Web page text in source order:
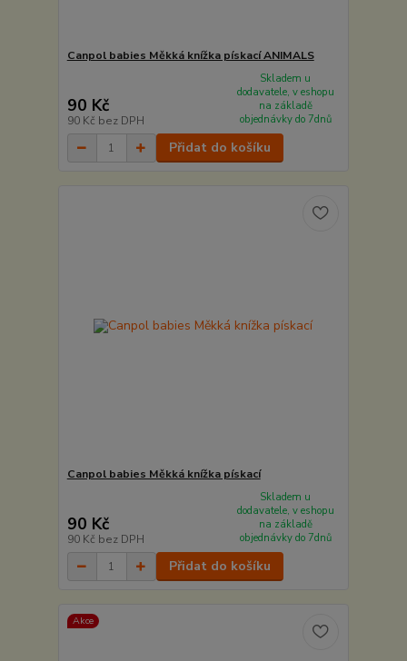
Canpol babies Měkká knížka pískací ANIMALS
90 Kč
90 Kč bez DPH
Skladem u
dodavatele, v eshopu
na základě
objednávky do 7dnů
Přidat do košíku
Canpol babies Měkká knížka pískací
90 Kč
90 Kč bez DPH
Skladem u
dodavatele, v eshopu
na základě
objednávky do 7dnů
Přidat do košíku
Akce